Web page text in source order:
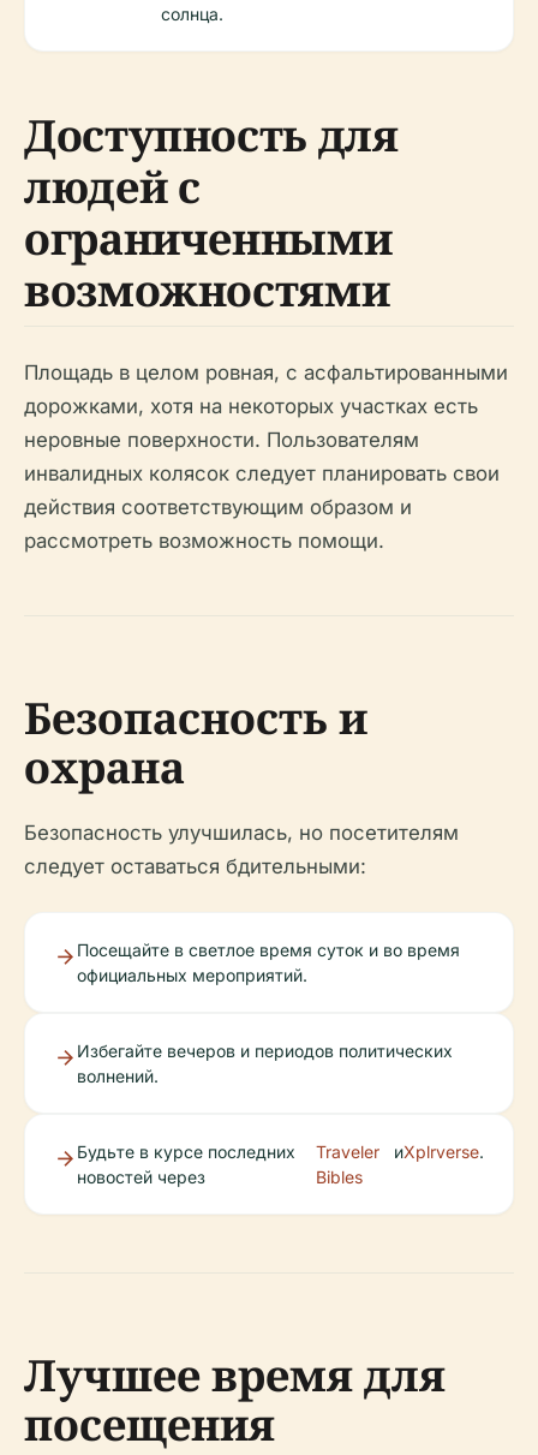
солнца.
Доступность для
людей с
ограниченными
возможностями
Площадь в целом ровная, с асфальтированными
дорожками, хотя на некоторых участках есть
неровные поверхности. Пользователям
инвалидных колясок следует планировать свои
действия соответствующим образом и
рассмотреть возможность помощи.
Безопасность и
охрана
Безопасность улучшилась, но посетителям
следует оставаться бдительными:
Посещайте в светлое время суток и во время
официальных мероприятий.
Избегайте вечеров и периодов политических
волнений.
Будьте в курсе последних
новостей через
Traveler
Bibles
иXplrverse.
Лучшее время для
посещения